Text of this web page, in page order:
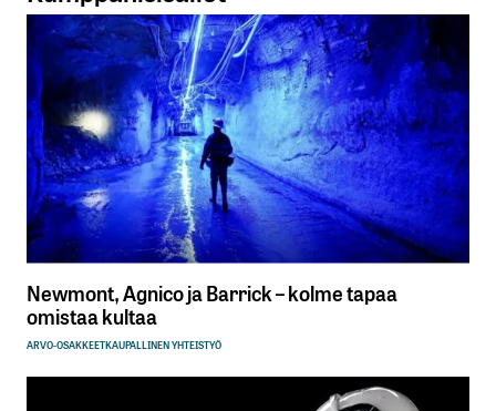
Newmont, Agnico ja Barrick – kolme tapaa
omistaa kultaa
ARVO-OSAKKEETKAUPALLINEN YHTEISTYÖ